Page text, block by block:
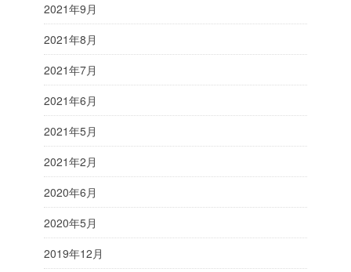
2021年9月
2021年8月
2021年7月
2021年6月
2021年5月
2021年2月
2020年6月
2020年5月
2019年12月